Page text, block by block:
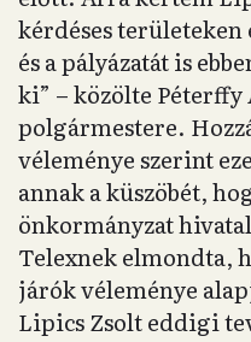
kérdéses területeken
és a pályázatát is
ki” – közölte Péterffy
polgármestere.
véleménye szerint
annak a küszöbét,
önkormányzat
Telexnek elmondta,
járók véleménye
Lipics Zsolt eddigi